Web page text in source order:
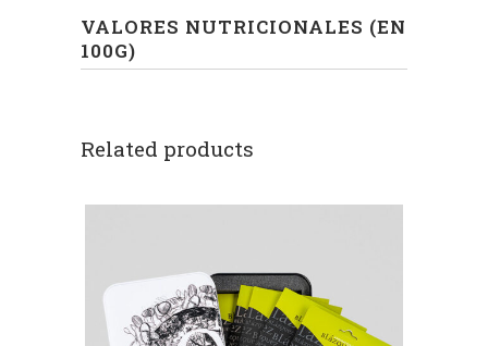
VALORES NUTRICIONALES (EN
100G)
Related products